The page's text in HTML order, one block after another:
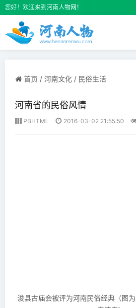
您好！欢迎来到河南人物网！
首页 / 河南文化 / 民俗生活
河南省的民俗风情
PBHTML 2016-03-02 21:55:50
浚县古庙会被评为河南民俗经典（图